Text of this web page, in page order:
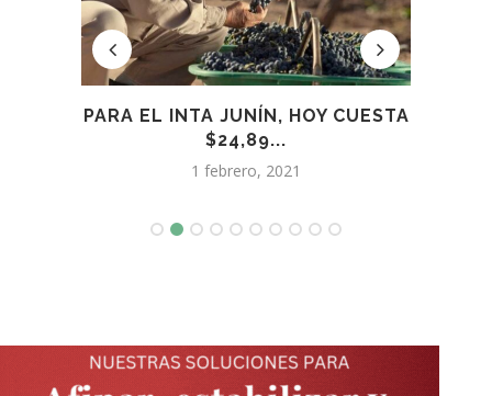
PARA EL INTA JUNÍN, HOY CUESTA
$24,89...
1 febrero, 2021